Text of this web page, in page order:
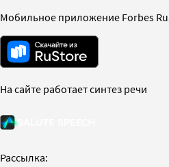
Мобильное приложение Forbes
На сайте работает синтез речи
Рассылка: